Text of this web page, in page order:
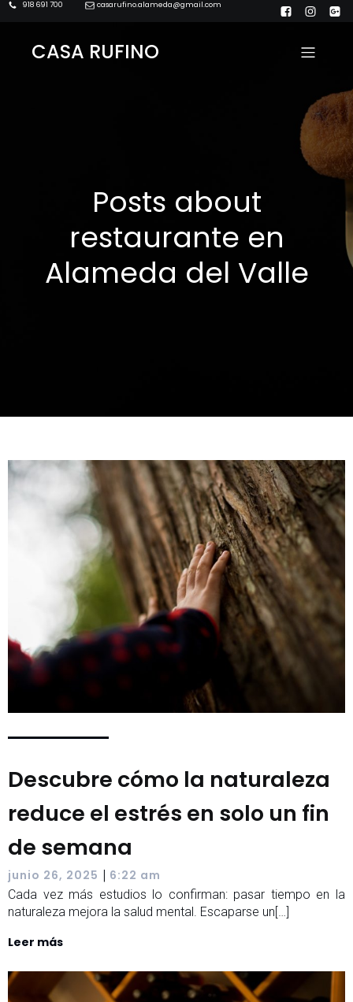
918 691 700 casarufino.alameda@gmail.com
CASA RUFINO
Posts about
restaurante en
Alameda del Valle
Descubre cómo la naturaleza
reduce el estrés en solo un fin
de semana
junio 26, 2025 | 6:22 am
Cada vez más estudios lo confirman: pasar tiempo en la
naturaleza mejora la salud mental. Escaparse un[…]
Leer más